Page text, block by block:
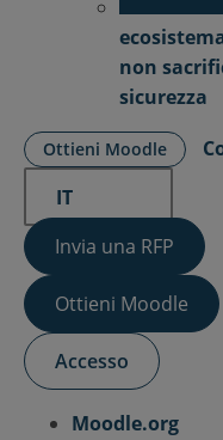
non
sicurezza
Ottieni Moodle
IT
Invia una RFP
Ottieni Moodle
Accesso
Moodle.org